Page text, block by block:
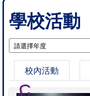
學校活動
校內活動